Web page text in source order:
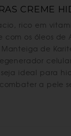
CREME
rico em
com os óleos de
de
ideal para
a pele